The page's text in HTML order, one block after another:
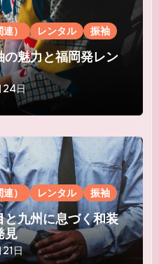
） レンタル 振袖
魅力と福岡発レン
24日
） レンタル 振袖
九州に息づく和装
見
日